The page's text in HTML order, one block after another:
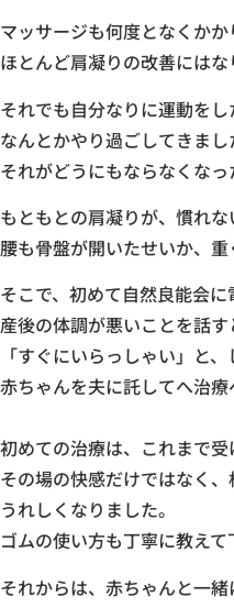
マッサージも何度となくかか
ほとんど肩凝りの改善にはな
それでも自分なりに運動をし
なんとかやり過ごしてきまし
それがどうにもならなくなっ
もともとの肩凝りが、慣れな
腰も骨盤が開いたせいか、重
そこで、初めて自然良能会に
産後の体調が悪いことを話す
「すぐにいらっしゃい」と
赤ちゃんを夫に託してへ治療
初めての治療は、これまで受
その場の快感だけではなく、
うれしくなりました。
ゴムの使い方も丁寧に教えて
それからは、赤ちゃんと一緒